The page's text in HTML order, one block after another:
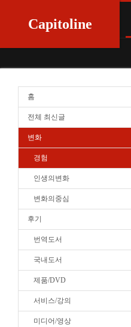
Capitoline
홈
전체 최신글
변화
경험
인생의변화
변화의중심
후기
번역도서
국내도서
제품/DVD
서비스/강의
미디어/영상